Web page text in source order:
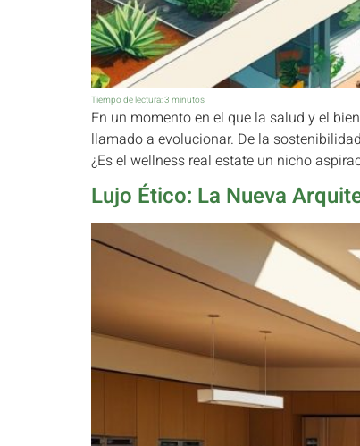
Tiempo de lectura:3 minutos
En un momento en el que la salud y el
llamado a evolucionar. De la
¿Es el wellness real estate un nicho
Lujo Ético: La Nueva